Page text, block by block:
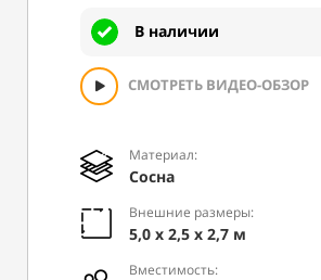
В наличии
СМОТРЕТЬ ВИДЕО-ОБЗОР
Материал:
Сосна
Внешние размеры:
5,0 х 2,5 х 2,7 м
Вместимость: